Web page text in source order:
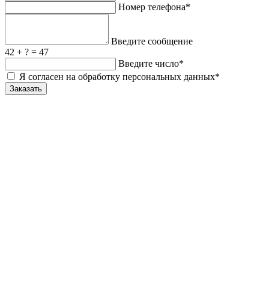
Номер телефона*
Введите сообщение
42 + ? = 47
Введите число*
Я согласен на обработку персональных данных*